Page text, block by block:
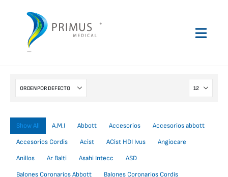
Show All A.M.I Abbott Accesorios
Accesorios abbott
Accesorios Cordis
Acist ACist HDI Ivus
Angiocare
Anillos
Ar Balti Asahi Intecc
ASD
Balones Coronarios Abbott
Balones Coronarios Cordis